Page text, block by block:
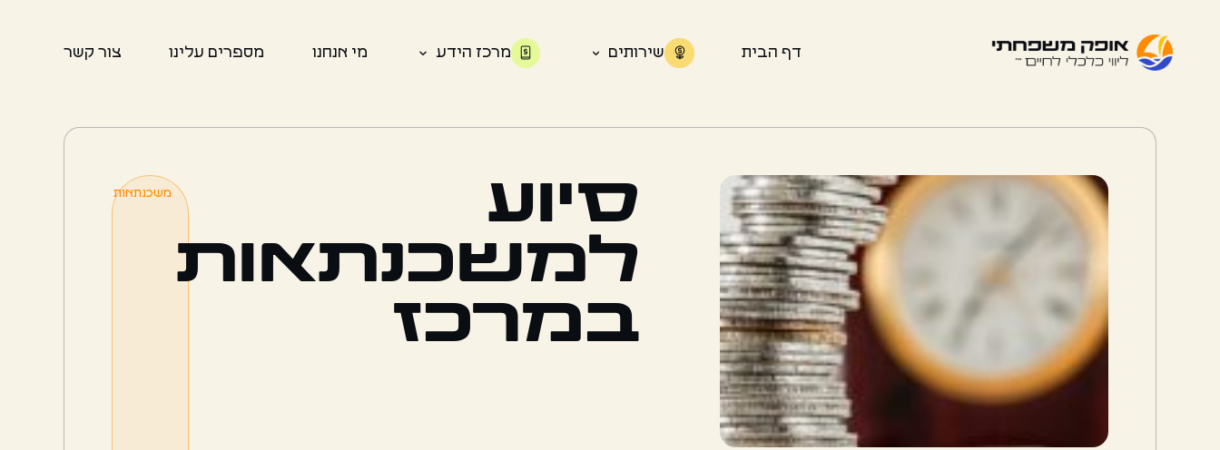
דף הבית שירותים מרכז הידע מי אנחנו מספרים עלינו צור קשר
סיוע
למשכנתאות
במרכז
משכנתאות